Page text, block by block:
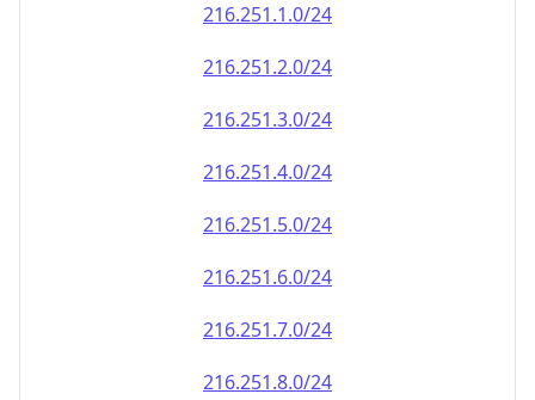
216.251.1.0/24
216.251.2.0/24
216.251.3.0/24
216.251.4.0/24
216.251.5.0/24
216.251.6.0/24
216.251.7.0/24
216.251.8.0/24